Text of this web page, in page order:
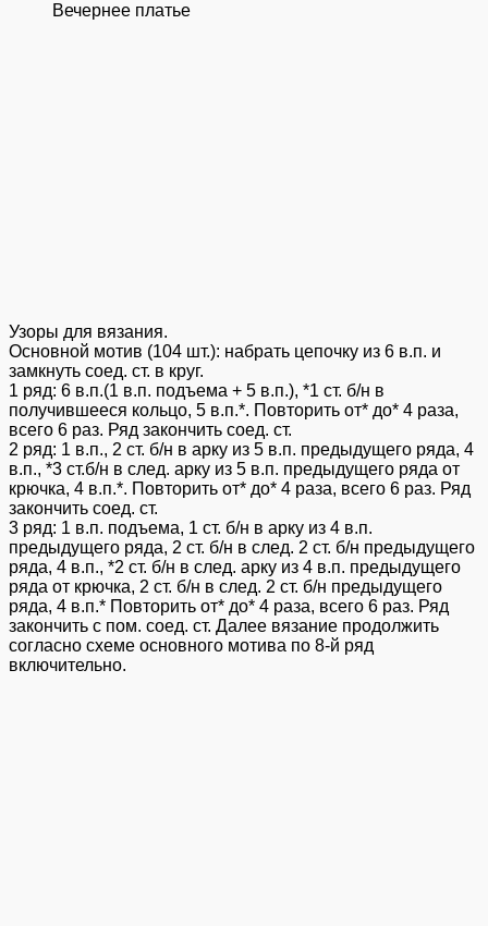
Вечернее платье
Узоры для вязания.
Основной мотив (104 шт.): набрать цепочку из 6 в.п. и
замкнуть соед. ст. в круг.
1 ряд: 6 в.п.(1 в.п. подъема + 5 в.п.), *1 ст. б/н в
получившееся кольцо, 5 в.п.*. Повторить от* до* 4 раза,
всего 6 раз. Ряд закончить соед. ст.
2 ряд: 1 в.п., 2 ст. б/н в арку из 5 в.п. предыдущего ряда, 4
в.п., *3 ст.б/н в след. арку из 5 в.п. предыдущего ряда от
крючка, 4 в.п.*. Повторить от* до* 4 раза, всего 6 раз. Ряд
закончить соед. ст.
3 ряд: 1 в.п. подъема, 1 ст. б/н в арку из 4 в.п.
предыдущего ряда, 2 ст. б/н в след. 2 ст. б/н предыдущего
ряда, 4 в.п., *2 ст. б/н в след. арку из 4 в.п. предыдущего
ряда от крючка, 2 ст. б/н в след. 2 ст. б/н предыдущего
ряда, 4 в.п.* Повторить от* до* 4 раза, всего 6 раз. Ряд
закончить с пом. соед. ст. Далее вязание продолжить
согласно схеме основного мотива по 8-й ряд
включительно.